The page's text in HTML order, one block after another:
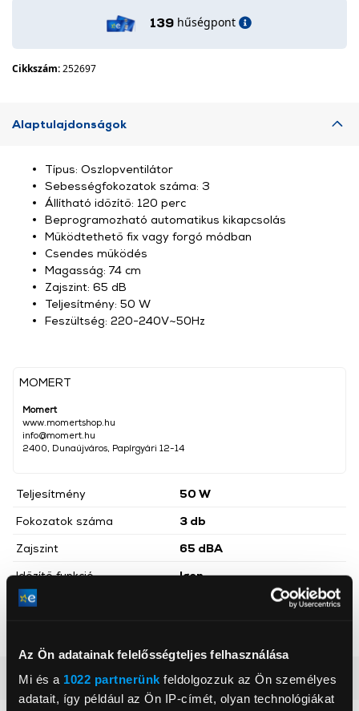
Az Ön adatainak felelősségteljes felhasználása
Mi és a 1022 partnerünk feldolgozzuk az Ön személyes
adatait, így például az Ön IP-címét, olyan technológiákat
139 hűségpont
Cikkszám:252697
Alaptulajdonságok
MOMERT
Momert
www.momertshop.hu
info@momert.hu
2400, Dunaújváros, Papírgyári 12-14
Teljesítmény
50 W
Fokozatok száma
3 db
Zajszint
65 dBA
Időzítő funkció
Igen
Szín
Típus: Oszlopventilátor
Sebességfokozatok száma: 3
Állítható időzítő: 120 perc
Beprogramozható automatikus kikapcsolás
Működtethető fix vagy forgó módban
Csendes működés
Magasság: 74 cm
Zajszint: 65 dB
Teljesítmény: 50 W
Feszültség: 220-240V~50Hz
Részletes ismertető